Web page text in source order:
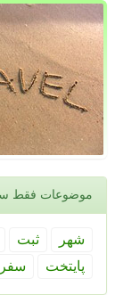
موضوعات فقط
شهر ثبت
پایتخت
سفر